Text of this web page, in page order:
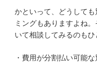
かといって、どうして
ミングもありますよね
いて相談してみるのもひ
・費用が分割払い可能